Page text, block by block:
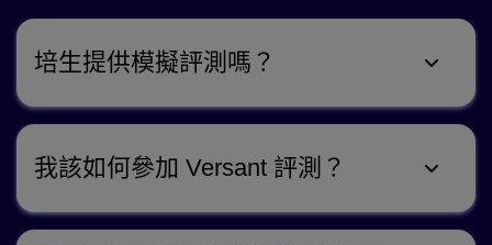
培生提供模擬評測嗎？
我該如何參加 Versant 評測？